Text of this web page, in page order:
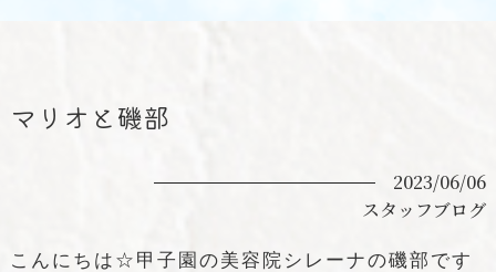
マリオと磯部
2023/06/06
スタッフブログ
こんにちは☆甲子園の美容院シレーナの磯部です